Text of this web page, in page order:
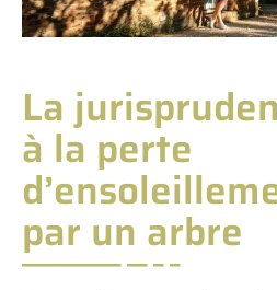
La
à la perte
par un arbre